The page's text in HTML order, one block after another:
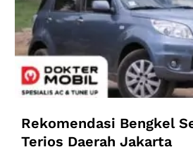
Rekomendasi Bengkel
Terios Daerah Jakarta